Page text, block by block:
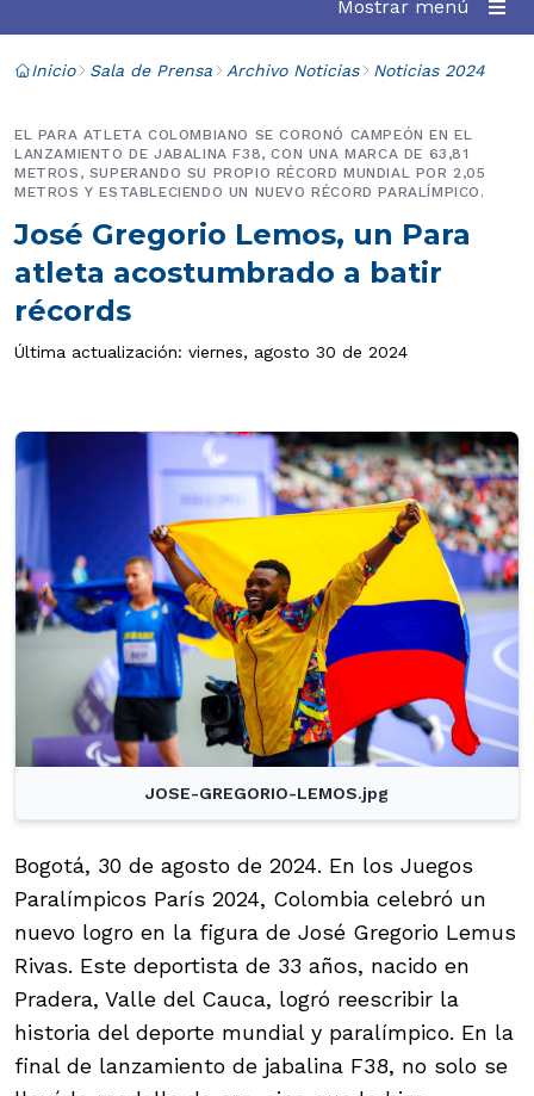
Mostrar menú
Inicio Sala de Prensa Archivo Noticias Noticias 2024
José Gregorio Lemos, un Para
atleta acostumbrado a batir
récords
EL PARA ATLETA COLOMBIANO SE CORONÓ CAMPEÓN EN EL
LANZAMIENTO DE JABALINA F38, CON UNA MARCA DE 63,81
METROS, SUPERANDO SU PROPIO RÉCORD MUNDIAL POR 2,05
METROS Y ESTABLECIENDO UN NUEVO RÉCORD PARALÍMPICO.
Última actualización: viernes, agosto 30 de 2024
JOSE-GREGORIO-LEMOS.jpg
Bogotá, 30 de agosto de 2024. En los Juegos
Paralímpicos París 2024, Colombia celebró un
nuevo logro en la figura de José Gregorio Lemus
Rivas. Este deportista de 33 años, nacido en
Pradera, Valle del Cauca, logró reescribir la
historia del deporte mundial y paralímpico. En la
final de lanzamiento de jabalina F38, no solo se